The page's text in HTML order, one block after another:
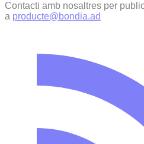
Contacti amb nosaltres per
a producte@bondia.ad